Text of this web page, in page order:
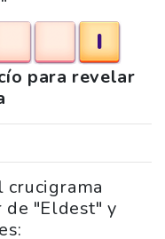
I
para revelar
crucigrama
de "Eldest" y